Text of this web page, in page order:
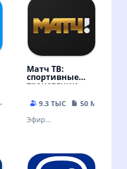
49.73 MB
Матч ТВ:
спортивные
трансляции
9.3 ТЫС
50 MB
Эфир
бесплатно,
телепрограмма,